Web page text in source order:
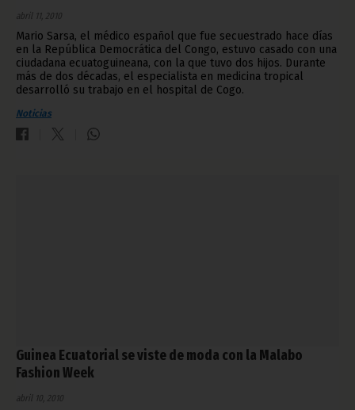
abril 11, 2010
Mario Sarsa, el médico español que fue secuestrado hace días
en la República Democrática del Congo, estuvo casado con una
ciudadana ecuatoguineana, con la que tuvo dos hijos. Durante
más de dos décadas, el especialista en medicina tropical
desarrolló su trabajo en el hospital de Cogo.
Noticias
Guinea Ecuatorial se viste de moda con la Malabo
Fashion Week
abril 10, 2010